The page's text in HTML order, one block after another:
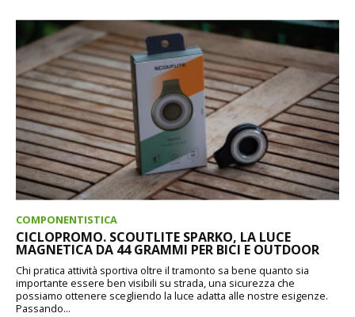
COMPONENTISTICA
CICLOPROMO. SCOUTLITE SPARKO, LA LUCE
MAGNETICA DA 44 GRAMMI PER BICI E OUTDOOR
Chi pratica attività sportiva oltre il tramonto sa bene quanto sia
importante essere ben visibili su strada, una sicurezza che
possiamo ottenere scegliendo la luce adatta alle nostre esigenze.
Passando...